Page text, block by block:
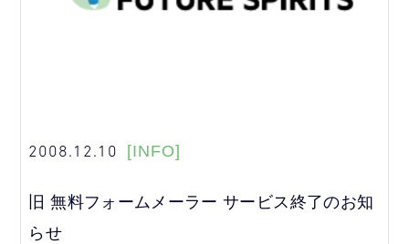
2008.12.10 [INFO]
旧 無料フォームメーラー サービス終了のお知
らせ